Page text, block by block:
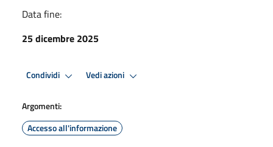
Data fine:
25 dicembre 2025
Condividi Vedi azioni
Argomenti:
Accesso all'informazione